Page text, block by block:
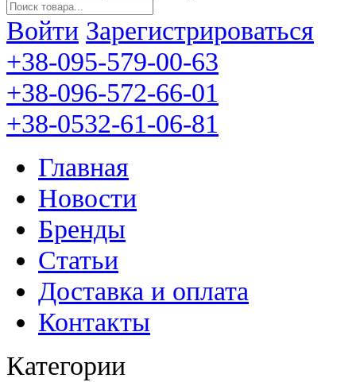
Войти Зарегистрироваться
+38-095-579-00-63
+38-096-572-66-01
+38-0532-61-06-81
Главная
Новости
Бренды
Статьи
Доставка и оплата
Контакты
Категории